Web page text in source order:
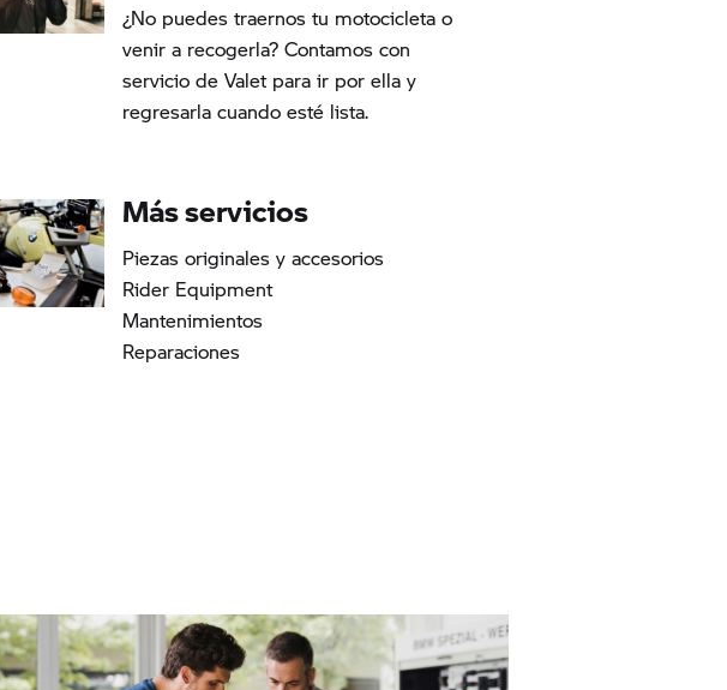
¿No puedes traernos tu motocicleta o
venir a recogerla? Contamos con
servicio de Valet para ir por ella y
regresarla cuando esté lista.
Más servicios
Piezas originales y accesorios
Rider Equipment
Mantenimientos
Reparaciones